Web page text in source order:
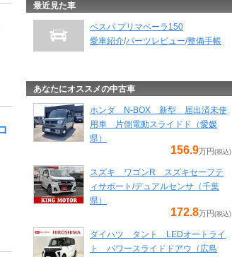
最近見た車
ベスパ プリマベーラ150
愛車紹介/パーツレビュー/整備手帳
あなたにオススメの中古車
ホンダ N-BOX 新型 届出済未使
用車 片側電動スライドド（愛媛
県）
156.9万円 (税込)
スズキ ワゴンR スズキセーフテ
ィサポート/デュアルセンサ（千葉
県）
172.8万円 (税込)
ダイハツ タント LEDオートライ
ト パワースライドドアウ（広島